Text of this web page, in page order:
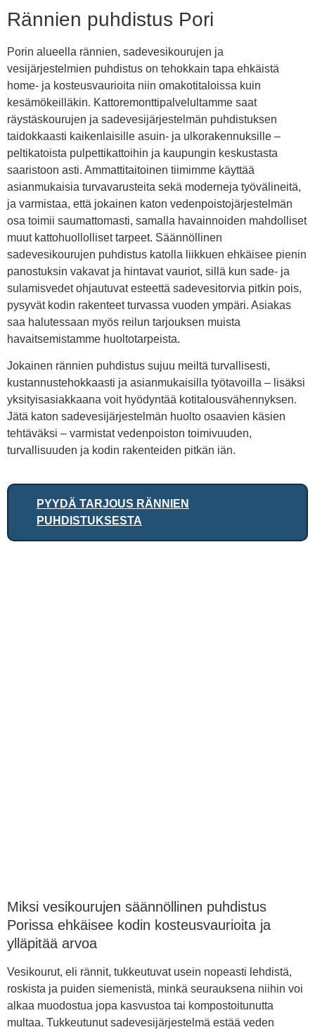
Rännien puhdistus Pori
Porin alueella rännien, sadevesikourujen ja
vesijärjestelmien puhdistus on tehokkain tapa ehkäistä
home- ja kosteusvaurioita niin omakotitaloissa kuin
kesämökeilläkin. Kattoremonttipalvelultamme saat
räystäskourujen ja sadevesijärjestelmän puhdistuksen
taidokkaasti kaikenlaisille asuin- ja ulkorakennuksille –
peltikatoista pulpettikattoihin ja kaupungin keskustasta
saaristoon asti. Ammattitaitoinen tiimimme käyttää
asianmukaisia turvavarusteita sekä moderneja työvälineitä,
ja varmistaa, että jokainen katon vedenpoistojärjestelmän
osa toimii saumattomasti, samalla havainnoiden mahdolliset
muut kattohuollolliset tarpeet. Säännöllinen
sadevesikourujen puhdistus katolla liikkuen ehkäisee pienin
panostuksin vakavat ja hintavat vauriot, sillä kun sade- ja
sulamisvedet ohjautuvat esteettä sadevesitorvia pitkin pois,
pysyvät kodin rakenteet turvassa vuoden ympäri. Asiakas
saa halutessaan myös reilun tarjouksen muista
havaitsemistamme huoltotarpeista.
Jokainen rännien puhdistus sujuu meiltä turvallisesti,
kustannustehokkaasti ja asianmukaisilla työtavoilla – lisäksi
yksityisasiakkaana voit hyödyntää kotitalousvähennyksen.
Jätä katon sadevesijärjestelmän huolto osaavien käsien
tehtäväksi – varmistat vedenpoiston toimivuuden,
turvallisuuden ja kodin rakenteiden pitkän iän.
PYYDÄ TARJOUS RÄNNIEN
PUHDISTUKSESTA
Miksi vesikourujen säännöllinen puhdistus
Porissa ehkäisee kodin kosteusvaurioita ja
ylläpitää arvoa
Vesikourut, eli rännit, tukkeutuvat usein nopeasti lehdistä,
roskista ja puiden siemenistä, minkä seurauksena niihin voi
alkaa muodostua jopa kasvustoa tai kompostoitunutta
multaa. Tukkeutunut sadevesijärjestelmä estää veden